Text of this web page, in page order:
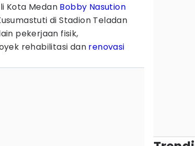
Kota Medan Bobby Nasution
di Stadion Teladan
pekerjaan fisik,
rehabilitasi dan renovasi